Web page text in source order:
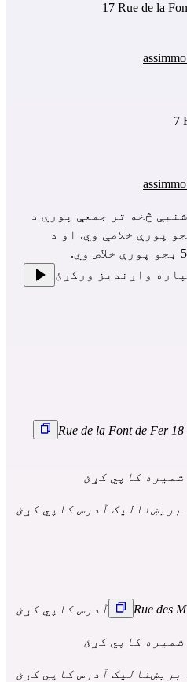
17 Rue de la
7
واړندیز ورکړئ
شمیره کاپي کړئ
بریښنالیک آدرس کاپي کړئ
آدرس کاپي کړئ
شمیره کاپي کړئ
بریښنالیک آدرس کاپي کړئ